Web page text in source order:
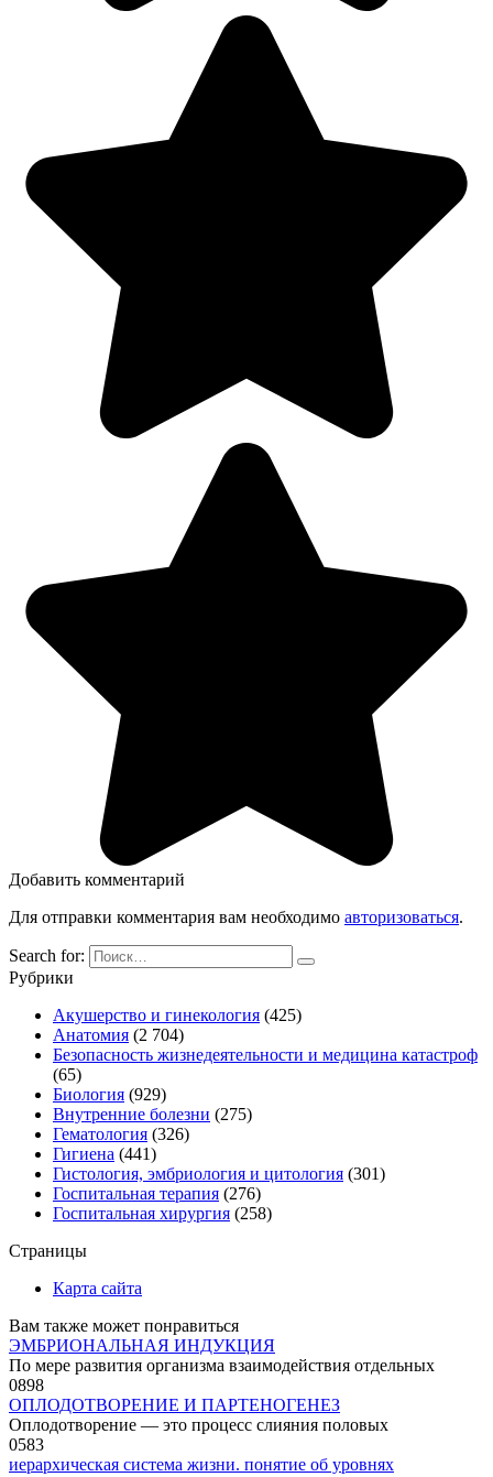
Добавить комментарий
Для отправки комментария вам необходимо авторизоваться.
Search for:
Рубрики
Акушерство и гинекология (425)
Анатомия (2 704)
Безопасность жизнедеятельности и медицина катастроф
(65)
Биология (929)
Внутренние болезни (275)
Гематология (326)
Гигиена (441)
Гистология, эмбриология и цитология (301)
Госпитальная терапия (276)
Госпитальная хирургия (258)
Страницы
Карта сайта
Вам также может понравиться
ЭМБРИОНАЛЬНАЯ ИНДУКЦИЯ
По мере развития организма взаимодействия отдельных
0898
ОПЛОДОТВОРЕНИЕ И ПАРТЕНОГЕНЕЗ
Оплодотворение — это процесс слияния половых
0583
иерархическая система жизни. понятие об уровнях